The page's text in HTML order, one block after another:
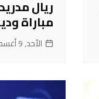
ريال
مباراة
الأحد, 9 أغسطس 2026, 4:54